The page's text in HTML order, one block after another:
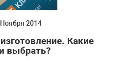
2014
Какие
выбрать?